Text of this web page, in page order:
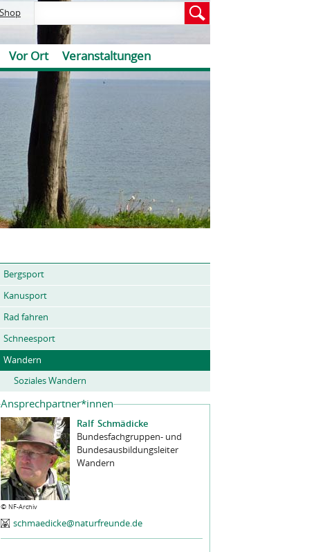
Shop
Vor Ort Veranstaltungen
hier
Bergsport
Kanusport
Rad fahren
Schneesport
Wandern
Soziales Wandern
Ansprechpartner*innen
© NF-Archiv
Ralf Schmädicke
Bundesfachgruppen- und
Bundesausbildungsleiter
Wandern
schmaedicke@naturfreunde.de